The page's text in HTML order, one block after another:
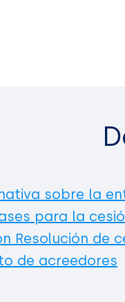
sobre la
para la
Resolución de
de acreedores